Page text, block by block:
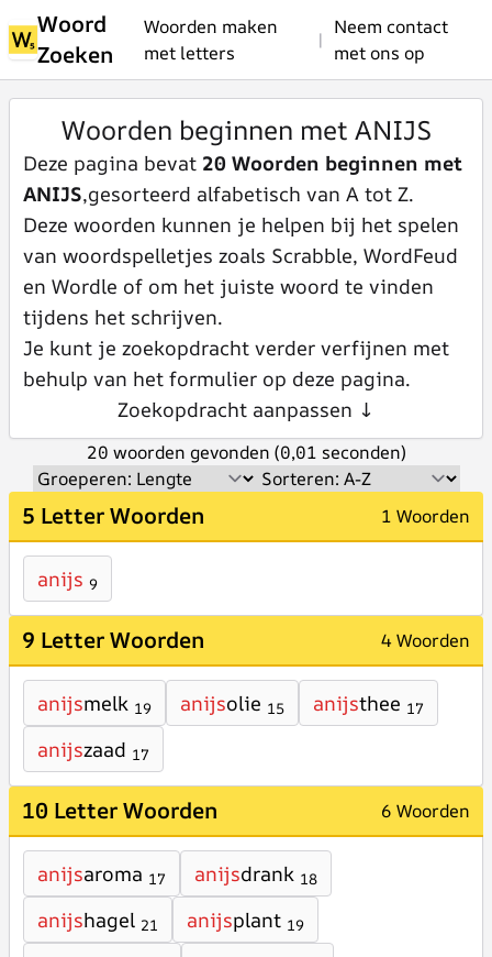
Woord
Zoeken
Woorden maken
met letters
|
Neem contact
met ons op
Woorden beginnen met ANIJS
Deze pagina bevat 20 Woorden beginnen met
ANIJS,gesorteerd alfabetisch van A tot Z.
Deze woorden kunnen je helpen bij het spelen
van woordspelletjes zoals Scrabble, WordFeud
en Wordle of om het juiste woord te vinden
tijdens het schrijven.
Je kunt je zoekopdracht verder verfijnen met
behulp van het formulier op deze pagina.
Zoekopdracht aanpassen ↓
20 woorden gevonden (0,01 seconden)
5 Letter Woorden 1 Woorden
anijs 9
9 Letter Woorden 4 Woorden
anijsmelk 19 anijsolie 15 anijsthee 17
anijszaad 17
10 Letter Woorden 6 Woorden
anijsaroma 17 anijsdrank 18
anijshagel 21 anijsplant 19